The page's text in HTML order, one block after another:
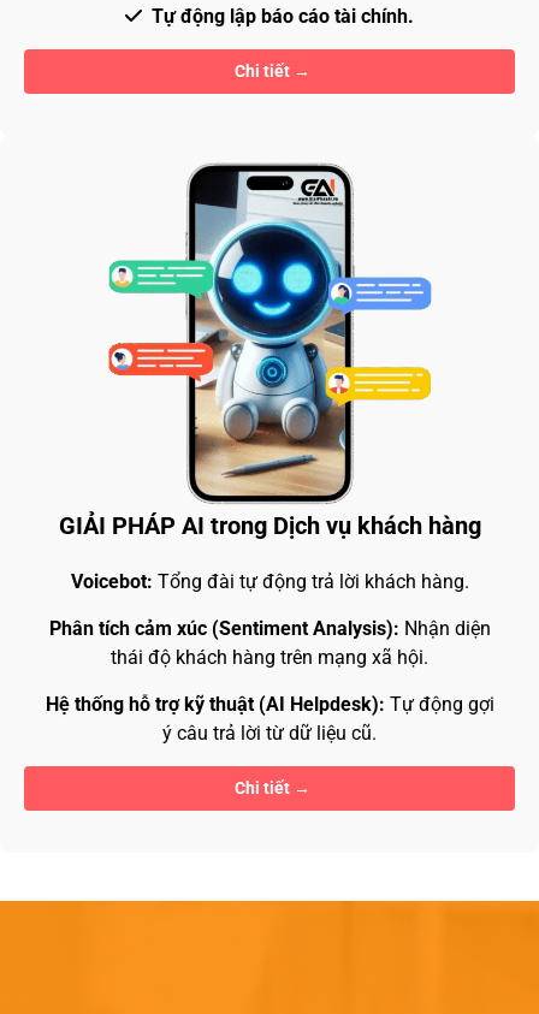
Tự động lập báo cáo tài chính.
Chi tiết
GIẢI PHÁP AI trong Dịch vụ khách hàng
Voicebot: Tổng đài tự động trả lời khách hàng.
Phân tích cảm xúc (Sentiment Analysis): Nhận diện
thái độ khách hàng trên mạng xã hội.
Hệ thống hỗ trợ kỹ thuật (AI Helpdesk): Tự động gợi
ý câu trả lời từ dữ liệu cũ.
Chi tiết